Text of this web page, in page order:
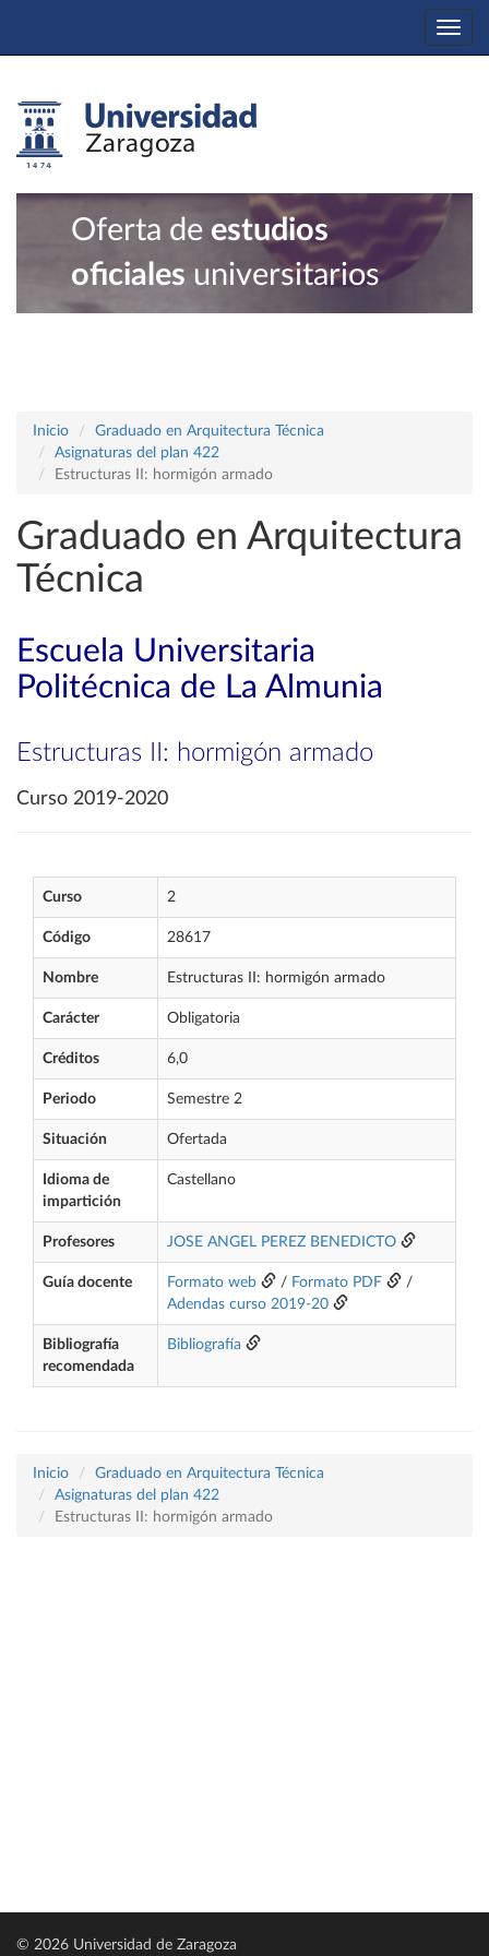
Oferta de estudios
oficiales universitarios
Inicio
Graduado en Arquitectura Técnica
Asignaturas del plan 422
Estructuras II: hormigón armado
Graduado en Arquitectura
Técnica
Escuela Universitaria
Politécnica de La Almunia
Estructuras II: hormigón armado
Curso 2019-2020
Curso 2
Código 28617
Nombre Estructuras II: hormigón armado
Carácter Obligatoria
Créditos 6,0
Periodo Semestre 2
Situación Ofertada
Idioma de
impartición
Castellano
Profesores JOSE ANGEL PEREZ BENEDICTO
Guía docente Formato web / Formato PDF
/
Adendas curso 2019-20
Bibliografía
recomendada
Bibliografía
Inicio
Graduado en Arquitectura Técnica
Asignaturas del plan 422
Estructuras II: hormigón armado
© 2026 Universidad de Zaragoza